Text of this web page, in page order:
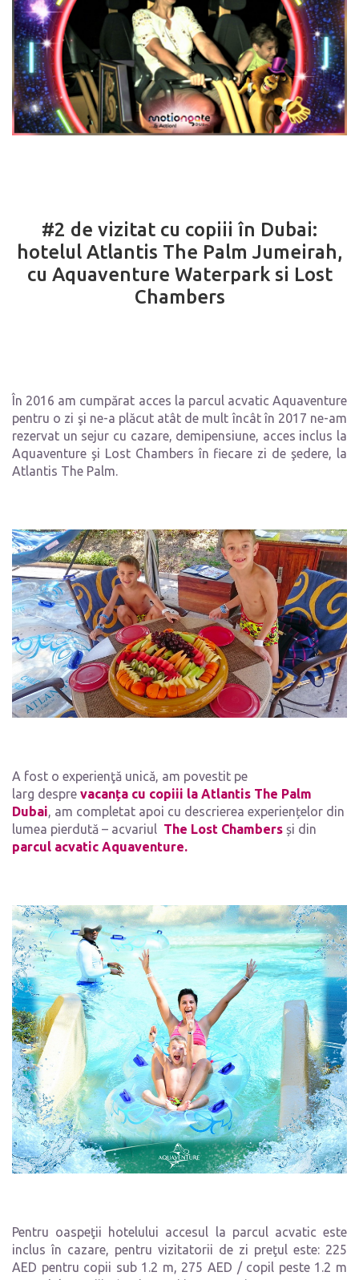
#2 de vizitat cu copiii în Dubai:
hotelul Atlantis The Palm Jumeirah,
cu Aquaventure Waterpark si Lost
Chambers
În 2016 am cumpărat acces la parcul acvatic Aquaventure
pentru o zi şi ne-a plăcut atât de mult încât în 2017 ne-am
rezervat un sejur cu cazare, demipensiune, acces inclus la
Aquaventure şi Lost Chambers în fiecare zi de şedere, la
Atlantis The Palm.
A fost o experienţă unică, am povestit pe
larg despre vacanța cu copiii la Atlantis The Palm
Dubai, am completat apoi cu descrierea experiențelor din
lumea pierdută – acvariul The Lost Chambers și din
parcul acvatic Aquaventure.
Pentru oaspeţii hotelului accesul la parcul acvatic este
inclus în cazare, pentru vizitatorii de zi preţul este: 225
AED pentru copii sub 1.2 m, 275 AED / copil peste 1.2 m